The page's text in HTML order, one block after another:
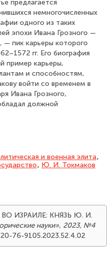
предлагается
немногочисленных
одного из таких
эпохи Ивана Грозного —
пик карьеры которого
гг. Его биография
пример карьеры,
и способностям,
войти со временем в
Ивана Грозного,
должной
и военная элита,
, Ю. И. Токмаков
ВО ИЗРАИЛЕ: КНЯЗЬ Ю. И.
науки», 2023, №4
76-9105.2023.52.4.02